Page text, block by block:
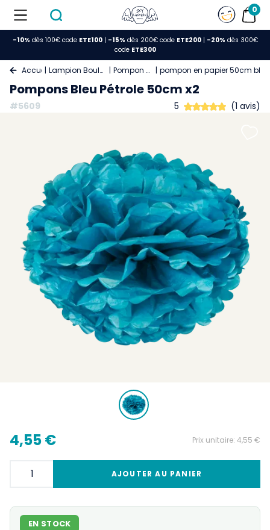
0
-10% dès 100€ code ETE100| -15% dès 200€ code ETE200| -20% dès 300€
code ETE300
Accueil Lampion Boule Papier Pompon Papier pompon en papier 50cm bleu
Pompons Bleu Pétrole 50cm x2
#5609 5 (1 avis)
4,55 € Prix unitaire: 4,55 €
AJOUTER AU PANIER
EN STOCK